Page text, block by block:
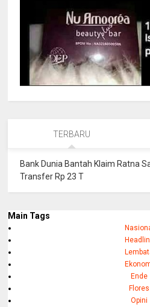
TERBARU
Bank Dunia Bantah Klaim Ratna
Transfer Rp 23 T
Main Tags
Ende
Flores
Opini